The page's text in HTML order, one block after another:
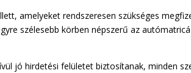
amelyeket rendszeresen szükséges
szélesebb körben népszerű az
jó hirdetési felületet biztosítanak, minden